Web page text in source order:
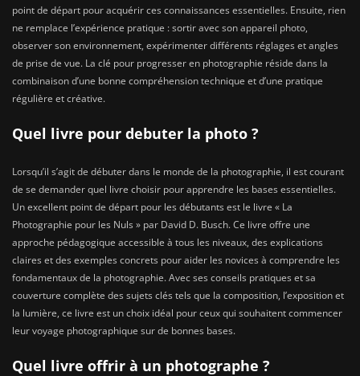
point de départ pour acquérir ces connaissances essentielles. Ensuite, rien
ne remplace l’expérience pratique : sortir avec son appareil photo,
observer son environnement, expérimenter différents réglages et angles
de prise de vue. La clé pour progresser en photographie réside dans la
combinaison d’une bonne compréhension technique et d’une pratique
régulière et créative.
Quel livre pour debuter la photo ?
Lorsqu’il s’agit de débuter dans le monde de la photographie, il est courant
de se demander quel livre choisir pour apprendre les bases essentielles.
Un excellent point de départ pour les débutants est le livre « La
Photographie pour les Nuls » par David D. Busch. Ce livre offre une
approche pédagogique accessible à tous les niveaux, des explications
claires et des exemples concrets pour aider les novices à comprendre les
fondamentaux de la photographie. Avec ses conseils pratiques et sa
couverture complète des sujets clés tels que la composition, l’exposition et
la lumière, ce livre est un choix idéal pour ceux qui souhaitent commencer
leur voyage photographique sur de bonnes bases.
Quel livre offrir à un photographe ?